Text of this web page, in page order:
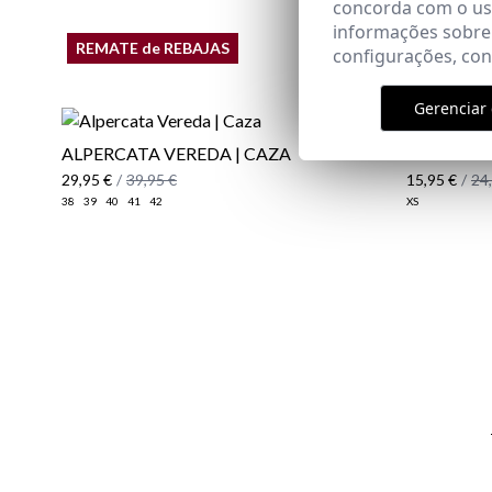
REMATE de REBAJAS
ALPERCATA VEREDA | CAZA
29,95 € / 39,95 €
38 39 40 41 42
15,95 € /
XS
concorda com o
informações
configurações,
Gerenciar